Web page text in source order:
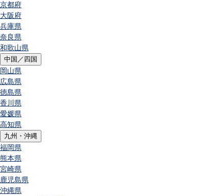
京都府
大阪府
兵庫県
奈良県
和歌山県
中国／四国
岡山県
広島県
徳島県
香川県
愛媛県
高知県
九州・沖縄
福岡県
熊本県
宮崎県
鹿児島県
沖縄県